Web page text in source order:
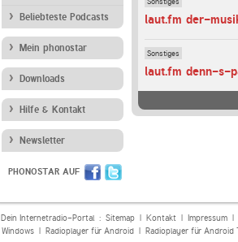
Beliebteste Podcasts
Mein phonostar
Downloads
Hilfe & Kontakt
Newsletter
PHONOSTAR AUF
laut.fm der-
Sonstiges
laut.fm denn-s-
Dein Internetradio-Portal : Sitemap| Kontakt| Impressum|
Windows| Radioplayer für Android| Radioplayer für Android